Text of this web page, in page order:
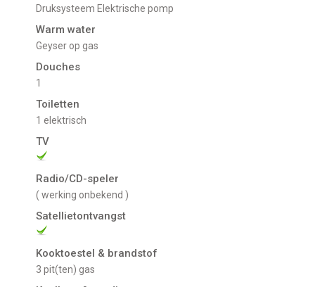
Druksysteem Elektrische pomp
Warm water
Geyser op gas
Douches
1
Toiletten
1 elektrisch
TV
Radio/CD-speler
( werking onbekend )
Satellietontvangst
Kooktoestel & brandstof
3 pit(ten) gas